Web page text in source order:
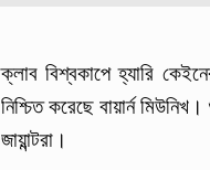
ক্লাব বিশ্বকাপে হ্যারি
নিশ্চিত করেছে বায়ার্ন
জায়ান্টরা।